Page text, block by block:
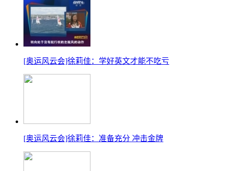
08-02 19:00 12:00
08-02 19:00 12:00
08-02 19:00 12:00
08-02 19:00 12:00
08-02 19:00 12:00 韦茅斯湾-波特兰港
08-02 19:00
08-02 19:00
[奥运风云会]徐莉佳：学好英文才能不吃亏
[奥运风云会]徐莉佳：准备充分 冲击金牌